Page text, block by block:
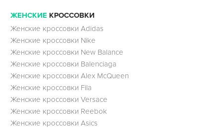
ЖЕНСКИЕ КРОССОВКИ
Женские кроссовки Adidas
Женские кроссовки Nike
Женские кроссовки New Balance
Женские кроссовки Balenciaga
Женские кроссовки Alex McQueen
Женские кроссовки Fila
Женские кроссовки Versace
Женские кроссовки Reebok
Женские кроссовки Asics